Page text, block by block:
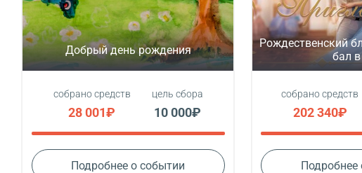
Добрый день рождения
собрано средств
28 001₽
цель сбора
10 000₽
Подробнее о событии
Рождественский
бал
собрано средств
202 340₽
Подробнее